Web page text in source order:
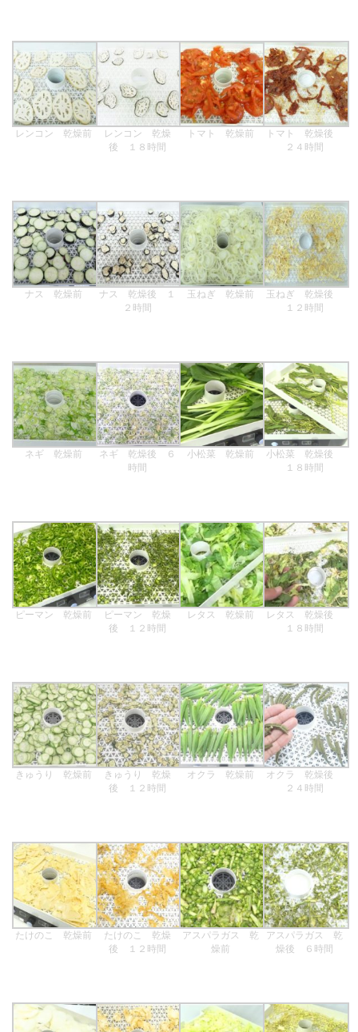
レンコン 乾燥前
レンコン 乾燥
後 １８時間
トマト 乾燥前
トマト 乾燥後
２４時間
ナス 乾燥前
ナス 乾燥後 １
２時間
玉ねぎ 乾燥前
玉ねぎ 乾燥後
１２時間
ネギ 乾燥前
ネギ 乾燥後 ６
時間
小松菜 乾燥前
小松菜 乾燥後
１８時間
ピーマン 乾燥前
ピーマン 乾燥
後 １２時間
レタス 乾燥前
レタス 乾燥後
１８時間
きゅうり 乾燥前
きゅうり 乾燥
後 １２時間
オクラ 乾燥前
オクラ 乾燥後
２４時間
たけのこ 乾燥前
たけのこ 乾燥
後 １２時間
アスパラガス 乾
燥前
アスパラガス 乾
燥後 ６時間